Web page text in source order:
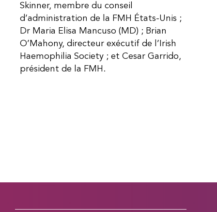
Skinner, membre du conseil
d’administration de la FMH États-Unis ;
Dr Maria Elisa Mancuso (MD) ; Brian
O’Mahony, directeur exécutif de l’Irish
Haemophilia Society ; et Cesar Garrido,
président de la FMH.